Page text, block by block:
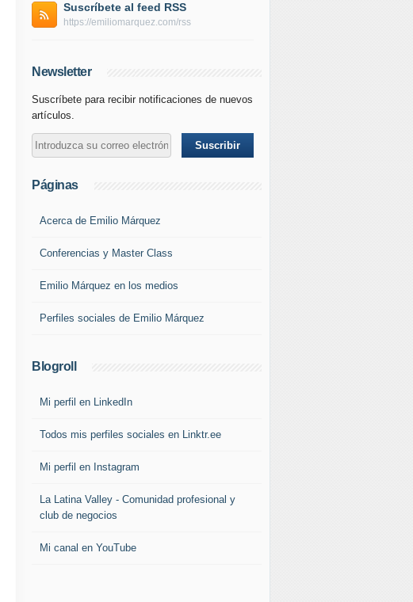
Suscríbete al feed RSS
https://emiliomarquez.com/rss
Newsletter
Suscríbete para recibir notificaciones de nuevos
artículos.
Páginas
Acerca de Emilio Márquez
Conferencias y Master Class
Emilio Márquez en los medios
Perfiles sociales de Emilio Márquez
Blogroll
Mi perfil en LinkedIn
Todos mis perfiles sociales en Linktr.ee
Mi perfil en Instagram
La Latina Valley - Comunidad profesional y
club de negocios
Mi canal en YouTube